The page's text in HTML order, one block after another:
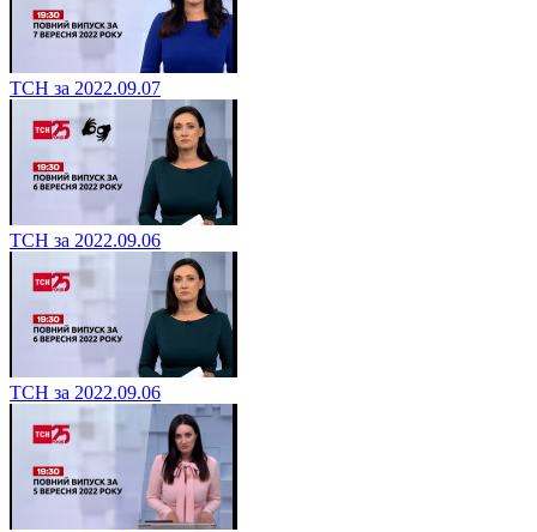
ТСН за 2022.09.07
ТСН за 2022.09.06
ТСН за 2022.09.06